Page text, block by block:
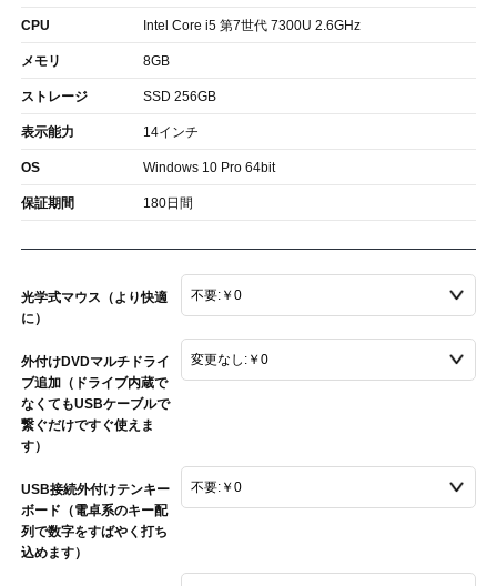
CPU Intel Core i5 第7世代 7300U 2.6GHz
メモリ 8GB
ストレージ SSD 256GB
表示能力 14インチ
OS Windows 10 Pro 64bit
保証期間 180日間
光学式マウス（より快適
に）
外付けDVDマルチドライ
ブ追加（ドライブ内蔵で
なくてもUSBケーブルで
繋ぐだけですぐ使えま
す）
USB接続外付けテンキー
ボード（電卓系のキー配
列で数字をすばやく打ち
込めます）